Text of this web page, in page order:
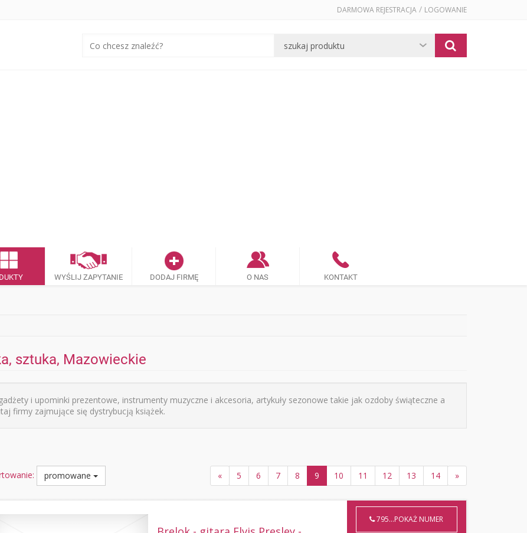
DARMOWA REJESTRACJA / LOGOWANIE
WYŚLIJ ZAPYTANIE DODAJ FIRMĘ O NAS KONTAKT
sztuka, Mazowieckie
i upominki prezentowe, instrumenty muzyczne i akcesoria, artykuły sezonowe takie jak ozdoby świąteczne a
firmy zajmujące się dystrybucją książek.
« 5 6 7 8 9 10 11 12 13 14 »
promowane
795...POKAŻ NUMER